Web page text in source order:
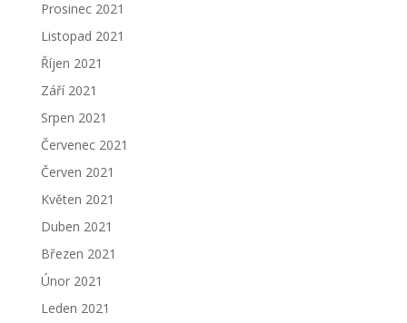
Prosinec 2021
Listopad 2021
Říjen 2021
Září 2021
Srpen 2021
Červenec 2021
Červen 2021
Květen 2021
Duben 2021
Březen 2021
Únor 2021
Leden 2021